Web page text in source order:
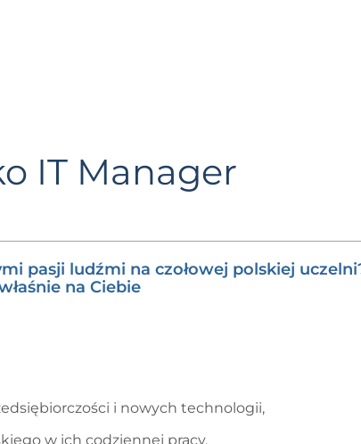
IT Manager
pasji ludźmi na czołowej polskiej
na Ciebie
i nowych technologii,
w ich codziennej pracy.